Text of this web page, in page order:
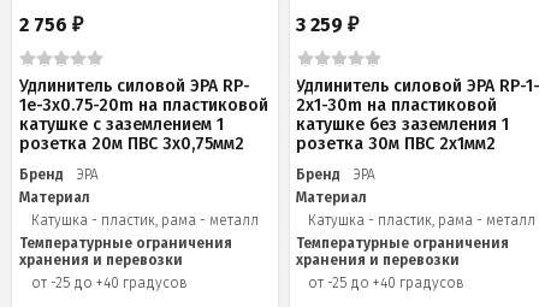
2 756 ₽
Удлинитель силовой ЭРА RP-
1e-3х0.75-20m на пластиковой
катушке c заземлением 1
розетка 20м ПВС 3х0,75мм2
Бренд
ЭРА
Материал
Катушка - пластик, рама - металл
Температурные ограничения
хранения и перевозки
от -25 до +40 градусов
3 259₽
Удлинитель силовой ЭРА RP-
2x1-30m на пластиковой
катушке без заземления 1
розетка 30м ПВС 2x1мм2
Бренд
ЭРА
Материал
Катушка - пластик, рама - металл
Температурные ограничения
хранения и перевозки
от -25 до +40 градусов